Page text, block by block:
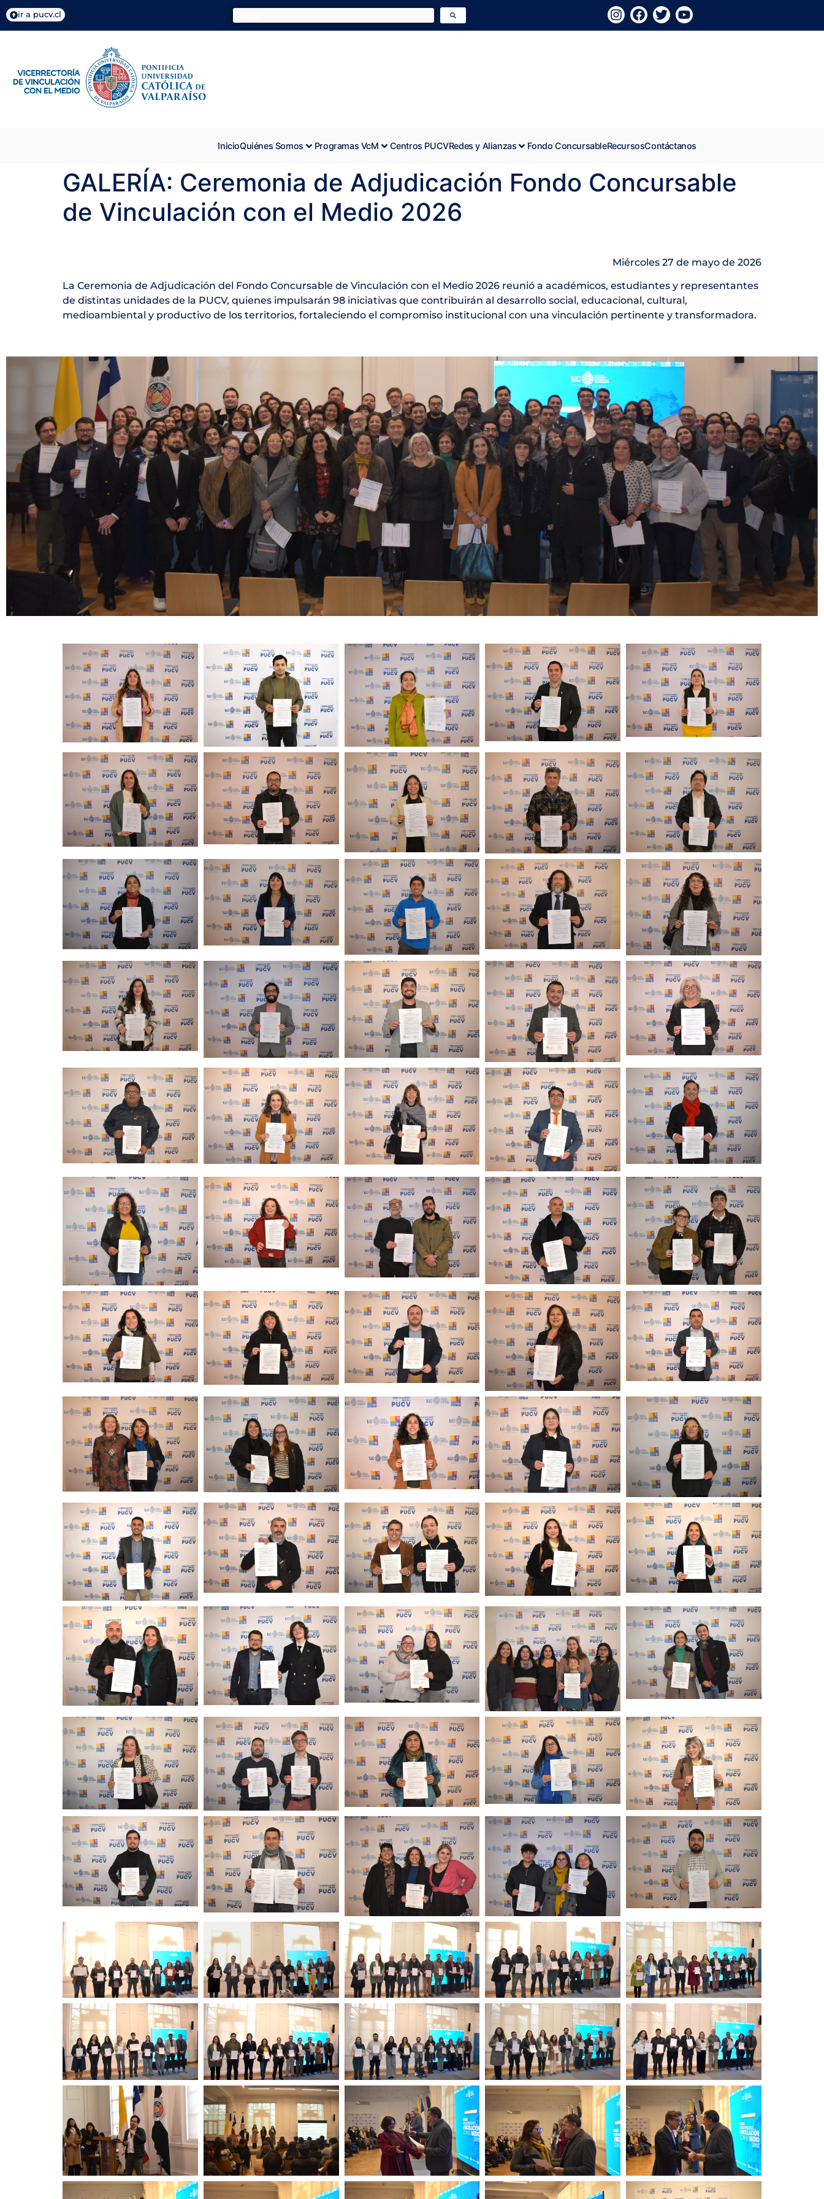
ir a pucv.cl
InicioQuiénes Somos Programas VcM Centros PUCVRedes y Alianzas Fondo ConcursableRecursosContáctanos
GALERÍA: Ceremonia de Adjudicación Fondo Concursable
de Vinculación con el Medio 2026
Miércoles 27 de mayo de 2026
La Ceremonia de Adjudicación del Fondo Concursable de Vinculación con el Medio 2026 reunió a académicos, estudiantes y representantes
de distintas unidades de la PUCV, quienes impulsarán 98 iniciativas que contribuirán al desarrollo social, educacional, cultural,
medioambiental y productivo de los territorios, fortaleciendo el compromiso institucional con una vinculación pertinente y transformadora.